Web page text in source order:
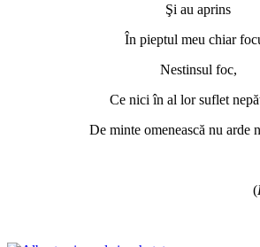
Şi au aprins
În pieptul meu chiar
Nestinsul foc,
Ce nici în al lor suflet
De minte omenească nu arde
(